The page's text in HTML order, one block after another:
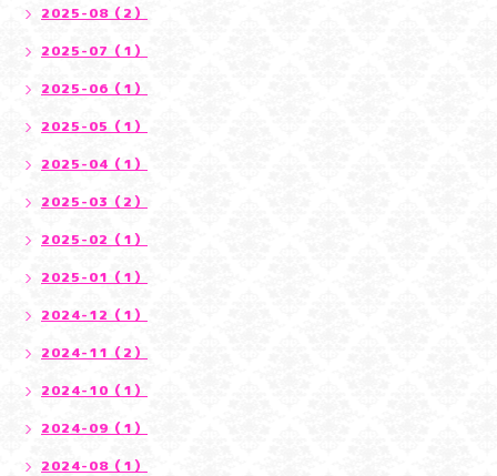
2025-08（2）
2025-07（1）
2025-06（1）
2025-05（1）
2025-04（1）
2025-03（2）
2025-02（1）
2025-01（1）
2024-12（1）
2024-11（2）
2024-10（1）
2024-09（1）
2024-08（1）